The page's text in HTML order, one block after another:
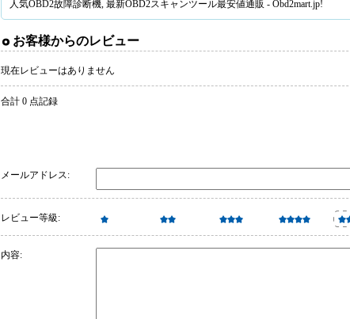
人気OBD2故障診断機, 最新OBD2スキャンツール最安値通販 - Obd2mart.jp!
お客様からのレビュー
現在レビューはありません
合計 0 点記録
メールアドレス:
レビュー等級:
内容: